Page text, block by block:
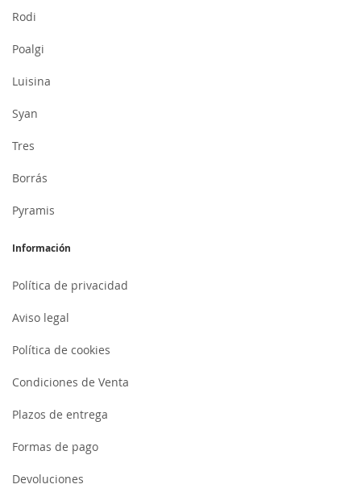
Rodi
Poalgi
Luisina
Syan
Tres
Borrás
Pyramis
Información
Política de privacidad
Aviso legal
Política de cookies
Condiciones de Venta
Plazos de entrega
Formas de pago
Devoluciones